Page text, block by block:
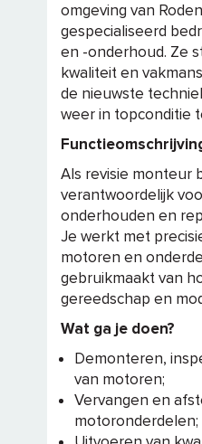
omgeving van
gespecialiseerd
en -onderhoud. Ze
kwaliteit en
de nieuwste
weer in topconditie
Als revisie monteur
verantwoordelijk
onderhouden en
Je werkt met
motoren en
gebruikmaakt van
gereedschap en
Wat ga je doen?
Demonteren,
van motoren;
Vervangen en
motoronderdelen;